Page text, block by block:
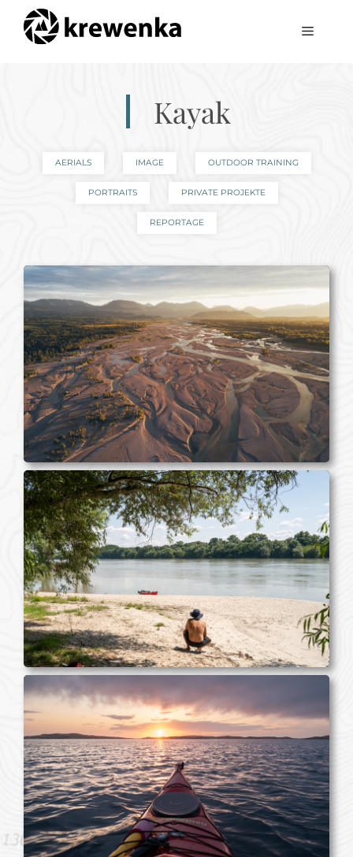
Inhalt
springen
Menü
Kayak
AERIALS IMAGE OUTDOOR TRAINING
PORTRAITS PRIVATE PROJEKTE
REPORTAGE